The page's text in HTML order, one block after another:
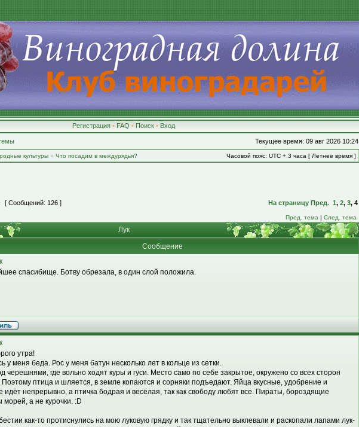
Регистрация • FAQ • Поиск • Вход
Текущее время: 09 авг 2026 10:24
культуры » Что посадим в междурядья? Часовой пояс: UTC + 3 часа [ Летнее время ]
[ Сообщений: 126 ] На страницу Пред. 1, 2, 3, 4
Пред. тема | След. тема
Лук
Сообщение
спасибище. Ботву обрезала, в один слой положила.
утра!
у меня беда. Рос у меня батун несколько лет в кольце из сетки.
черешнями, где вольно ходят куры и гуси. Место само по себе закрытое, окружено со всех сторон
птица и шляется, в земле копаются и сорняки подъедают. Яйца вкусные, удобрение и
идёт непрерывно, а птичка бодрая и весёлая, так как свободу любят все. Пираты, бороздящие
морей, а не курочки. :D
как-то протиснулись на мою луковую грядку и так тщательно выклевали и раскопали лапами лук-